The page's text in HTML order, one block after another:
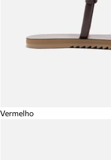
Vermelho